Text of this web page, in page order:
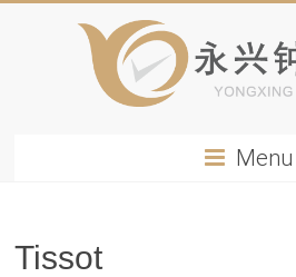
Menu
Tissot